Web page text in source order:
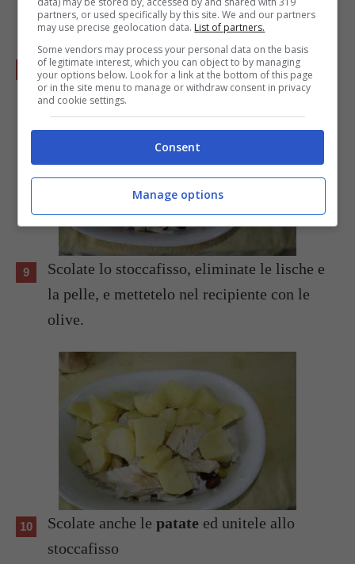
Mettete le olive nello stesso recipiente.
Scolate lo stoccafisso, eliminate le lische e
la pelle, e mettetelo nel recipiente con le
olive.
Scolate anche le patate ed unitele allo
stoccafisso
partners, or used specifically by this site. We and our partners
may use precise geolocation data. List of partners.
Some vendors may process your personal data on the basis
of legitimate interest, which you can object to by managing
your options below. Look for a link at the bottom of this page
or in the site menu to manage or withdraw consent in privacy
and cookie settings.
Consent
Manage options